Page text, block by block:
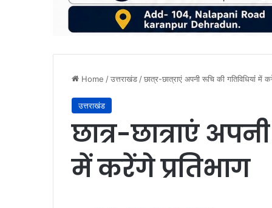
Home /उत्तराखंड/छात्र-छात्राएं अपनी रूचि की गतिविधियांं में
उत्तराखंड
छात्र-छात्राएं
में करेंगे प्रतिभाग